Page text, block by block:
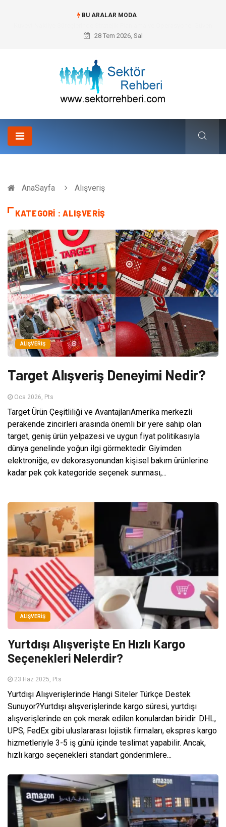
BU ARALAR MODA
28 Tem 2026, Sal
AnaSayfa Alışveriş
KATEGORI : ALIŞVERIŞ
ALIŞVERIŞ
Target Alışveriş Deneyimi Nedir?
Oca 2026, Pts
Target Ürün Çeşitliliği ve AvantajlarıAmerika merkezli
perakende zincirleri arasında önemli bir yere sahip olan
target, geniş ürün yelpazesi ve uygun fiyat politikasıyla
dünya genelinde yoğun ilgi görmektedir. Giyimden
elektroniğe, ev dekorasyonundan kişisel bakım ürünlerine
kadar pek çok kategoride seçenek sunması,...
ALIŞVERIŞ
Yurtdışı Alışverişte En Hızlı Kargo
Seçenekleri Nelerdir?
23 Haz 2025, Pts
Yurtdışı Alışverişlerinde Hangi Siteler Türkçe Destek
Sunuyor?Yurtdışı alışverişlerinde kargo süresi, yurtdışı
alışverişlerinde en çok merak edilen konulardan biridir. DHL,
UPS, FedEx gibi uluslararası lojistik firmaları, ekspres kargo
hizmetleriyle 3-5 iş günü içinde teslimat yapabilir. Ancak,
hızlı kargo seçenekleri standart gönderimlere...